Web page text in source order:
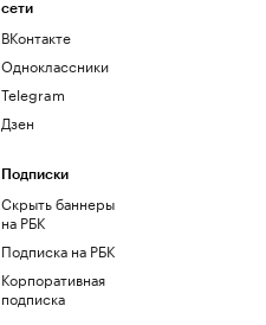
сети
ВКонтакте
Одноклассники
Telegram
Дзен
Подписки
Скрыть баннеры
на РБК
Подписка на РБК
Корпоративная
подписка